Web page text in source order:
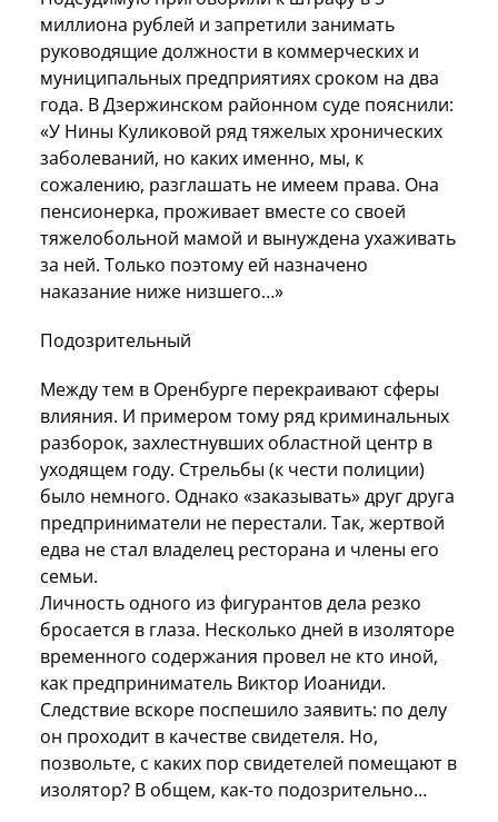
миллиона рублей и запретили занимать
руководящие должности в коммерческих и
муниципальных предприятиях сроком на два
года. В Дзержинском районном суде пояснили:
«У Нины Куликовой ряд тяжелых хронических
заболеваний, но каких именно, мы, к
сожалению, разглашать не имеем права. Она
пенсионерка, проживает вместе со своей
тяжелобольной мамой и вынуждена ухаживать
за ней. Только поэтому ей назначено
наказание ниже низшего…»
Подозрительный
Между тем в Оренбурге перекраивают сферы
влияния. И примером тому ряд криминальных
разборок, захлестнувших областной центр в
уходящем году. Стрельбы (к чести полиции)
было немного. Однако «заказывать» друг друга
предприниматели не перестали. Так, жертвой
едва не стал владелец ресторана и члены его
семьи.
Личность одного из фигурантов дела резко
бросается в глаза. Несколько дней в изоляторе
временного содержания провел не кто иной,
как предприниматель Виктор Иоаниди.
Следствие вскоре поспешило заявить: по делу
он проходит в качестве свидетеля. Но,
позвольте, с каких пор свидетелей помещают в
изолятор? В общем, как-то подозрительно…